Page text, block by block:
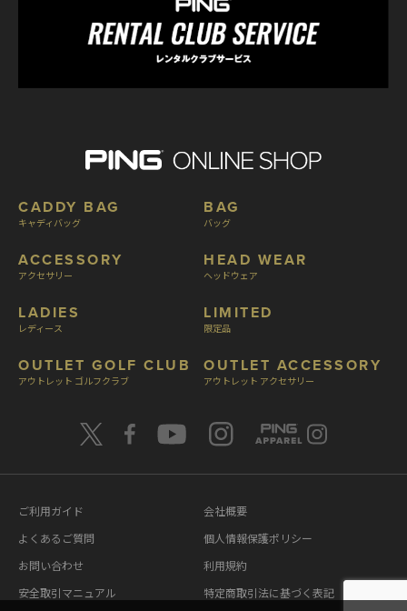
CADDY BAG
キャディバッグ
ACCESSORY
アクセサリー
LADIES
レディース
OUTLET GOLF CLUB
アウトレット ゴルフクラブ
BAG
バッグ
HEAD WEAR
ヘッドウェア
LIMITED
限定品
OUTLET ACCESSORY
アウトレット アクセサリー
ご利用ガイド
よくあるご質問
お問い合わせ
安全取引マニュアル
会社概要
個人情報保護ポリシー
利用規約
特定商取引法に基づく表記